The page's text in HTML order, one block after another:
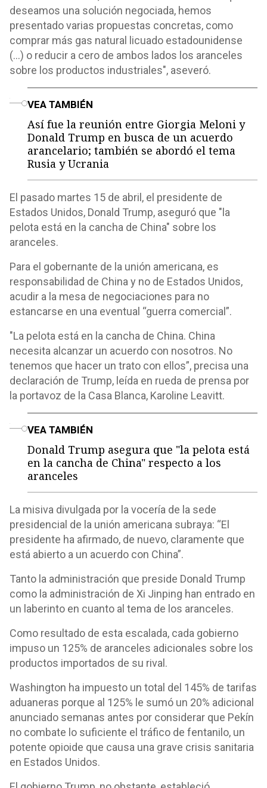
deseamos una solución negociada, hemos
presentado varias propuestas concretas, como
comprar más gas natural licuado estadounidense
(...) o reducir a cero de ambos lados los aranceles
sobre los productos industriales", aseveró.
VEA TAMBIÉN
Así fue la reunión entre Giorgia Meloni y
Donald Trump en busca de un acuerdo
arancelario; también se abordó el tema
Rusia y Ucrania
El pasado martes 15 de abril, el presidente de
Estados Unidos, Donald Trump, aseguró que "la
pelota está en la cancha de China" sobre los
aranceles.
Para el gobernante de la unión americana, es
responsabilidad de China y no de Estados Unidos,
acudir a la mesa de negociaciones para no
estancarse en una eventual “guerra comercial”.
"La pelota está en la cancha de China. China
necesita alcanzar un acuerdo con nosotros. No
tenemos que hacer un trato con ellos”, precisa una
declaración de Trump, leída en rueda de prensa por
la portavoz de la Casa Blanca, Karoline Leavitt.
VEA TAMBIÉN
Donald Trump asegura que "la pelota está
en la cancha de China" respecto a los
aranceles
La misiva divulgada por la vocería de la sede
presidencial de la unión americana subraya: “El
presidente ha afirmado, de nuevo, claramente que
está abierto a un acuerdo con China”.
Tanto la administración que preside Donald Trump
como la administración de Xi Jinping han entrado en
un laberinto en cuanto al tema de los aranceles.
Como resultado de esta escalada, cada gobierno
impuso un 125% de aranceles adicionales sobre los
productos importados de su rival.
Washington ha impuesto un total del 145% de tarifas
aduaneras porque al 125% le sumó un 20% adicional
anunciado semanas antes por considerar que Pekín
no combate lo suficiente el tráfico de fentanilo, un
potente opioide que causa una grave crisis sanitaria
en Estados Unidos.